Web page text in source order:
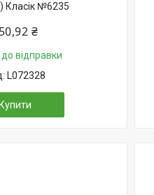
Класік №6235
₴
до відправки
L072328
Купити